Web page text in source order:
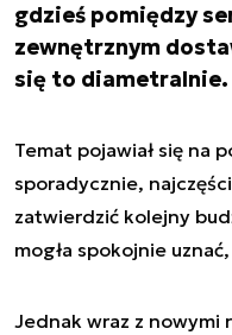
gdzieś pomiędzy
zewnętrznym
się to diametralnie.
Temat pojawiał się na
sporadycznie,
zatwierdzić kolejny
mogła spokojnie
Jednak wraz z nowymi